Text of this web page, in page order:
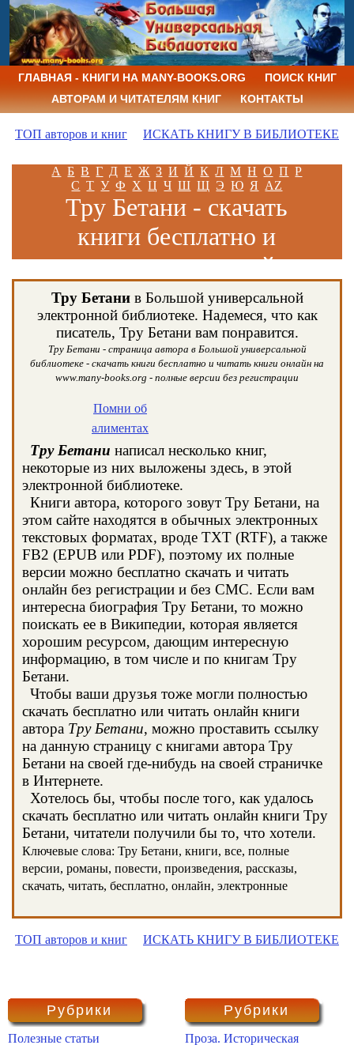
ГЛАВНАЯ - КНИГИ НА MANY-BOOKS.ORG
ПОИСК КНИГ
АВТОРАМ И ЧИТАТЕЛЯМ КНИГ
КОНТАКТЫ
ТОП авторов и книг ИСКАТЬ КНИГУ В БИБЛИОТЕКЕ
А Б В Г Д Е Ж З И Й К Л М Н О П Р
С Т У Ф Х Ц Ч Ш Щ Э Ю Я AZ
Тру Бетани - скачать
книги бесплатно и
читать книги онлайн
Тру Бетанив Большой универсальной
электронной библиотеке. Надемеся, что как
писатель, Тру Бетани вам понравится.
Тру Бетани - страница автора в Большой универсальной
библиотеке - скачать книги бесплатно и читать книги онлайн на
www.many-books.org - полные версии без регистрации
Помни об
алиментах
Тру Бетани написал несколько книг,
некоторые из них выложены здесь, в этой
электронной библиотеке.
Книги автора, которого зовут Тру Бетани, на
этом сайте находятся в обычных электронных
текстовых форматах, вроде TXT (RTF), а также
FB2 (EPUB или PDF), поэтому их полные
версии можно бесплатно скачать и читать
онлайн без регистрации и без СМС. Если вам
интересна биография Тру Бетани, то можно
поискать ее в Википедии, которая является
хорошим ресурсом, дающим интересную
информацию, в том числе и по книгам Тру
Бетани.
Чтобы ваши друзья тоже могли полностью
скачать бесплатно или читать онлайн книги
автора Тру Бетани, можно проставить ссылку
на данную страницу с книгами автора Тру
Бетани на своей где-нибудь на своей страничке
в Интернете.
Хотелось бы, чтобы после того, как удалось
скачать бесплатно или читать онлайн книги Тру
Бетани, читатели получили бы то, что хотели.
Ключевые слова: Тру Бетани, книги, все, полные
версии, романы, повести, произведения, рассказы,
скачать, читать, бесплатно, онлайн, электронные
ТОП авторов и книг ИСКАТЬ КНИГУ В БИБЛИОТЕКЕ
Рубрики
Полезные статьи
Рубрики
Проза. Историческая